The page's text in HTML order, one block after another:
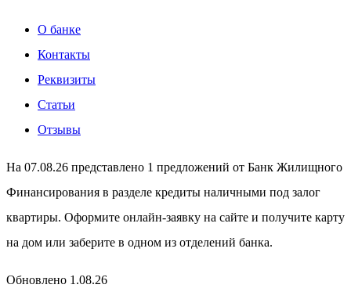
О банке
Контакты
Реквизиты
Статьи
Отзывы
На 07.08.26 представлено 1 предложений от Банк Жилищного
Финансирования в разделе кредиты наличными под залог
квартиры. Оформите онлайн-заявку на сайте и получите карту
на дом или заберите в одном из отделений банка.
Обновлено 1.08.26